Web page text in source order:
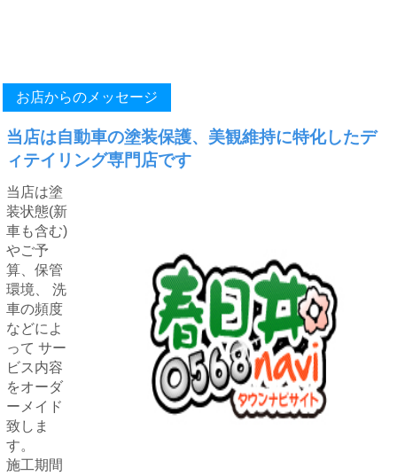
お店からのメッセージ
当店は自動車の塗装保護、美観維持に特化したデ
ィテイリング専門店です
当店は塗
装状態(新
車も含む)
やご予
算、保管
環境、 洗
車の頻度
などによ
って サー
ビス内容
をオーダ
ーメイド
致しま
す。
施工期間